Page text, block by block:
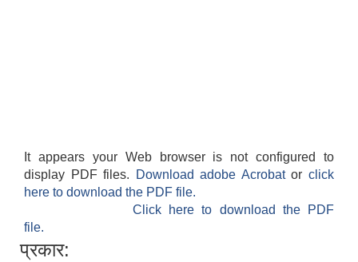
It appears your Web browser is not configured to
display PDF files.
Download adobe Acrobatorclick
here to download the PDF file.
Click here to download the PDF
file.
प्रकार: